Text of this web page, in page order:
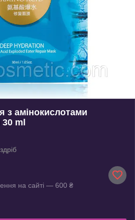
з амінокислотами
ml
на сайті — 600 ₴